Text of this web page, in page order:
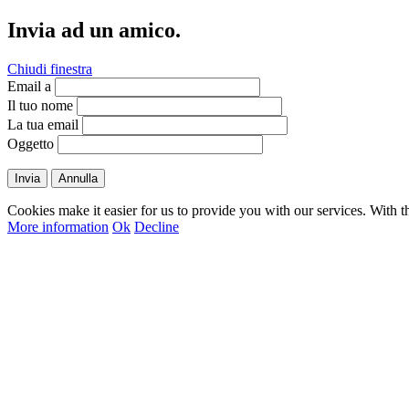
Invia ad un amico.
Chiudi finestra
Email a
Il tuo nome
La tua email
Oggetto
Invia Annulla
Cookies make it easier for us to provide you with our services. With
More information Ok Decline